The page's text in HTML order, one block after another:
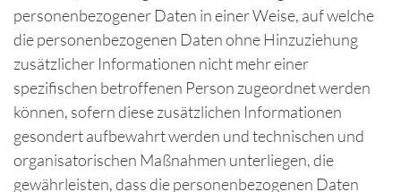
personenbezogener Daten in einer Weise, auf welche
die personenbezogenen Daten ohne Hinzuziehung
zusätzlicher Informationen nicht mehr einer
spezifischen betroffenen Person zugeordnet werden
können, sofern diese zusätzlichen Informationen
gesondert aufbewahrt werden und technischen und
organisatorischen Maßnahmen unterliegen, die
gewährleisten, dass die personenbezogenen Daten